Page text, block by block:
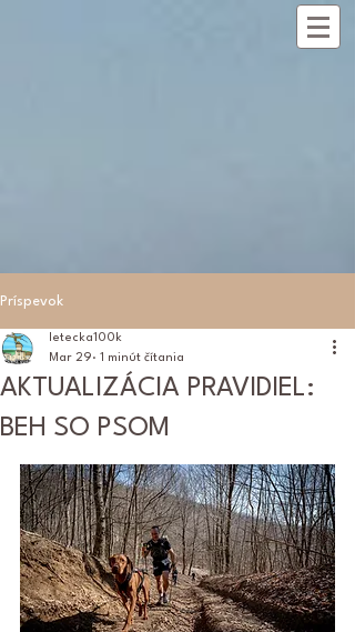
Príspevok
AKTUALIZÁCIA PRAVIDIEL:
BEH SO PSOM
letecka100k
Mar 29
1 minút čítania